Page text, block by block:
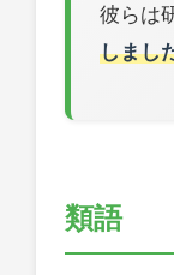
彼らは
しまし
類語